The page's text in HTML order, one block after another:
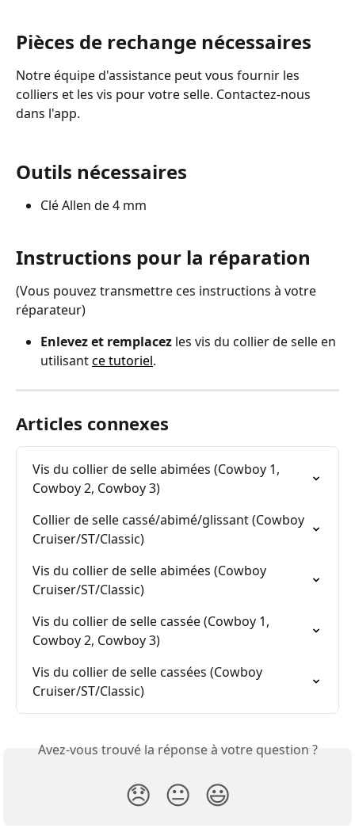
Pièces de rechange nécessaires
Notre équipe d'assistance peut vous fournir les
colliers et les vis pour votre selle. Contactez-nous
dans l'app.
Outils nécessaires
Clé Allen de 4 mm
Instructions pour la réparation
(Vous pouvez transmettre ces instructions à votre
réparateur)
Enlevez et remplacez les vis du collier de selle en
utilisant ce tutoriel.
Articles connexes
Vis du collier de selle abimées (Cowboy 1,
Cowboy 2, Cowboy 3)
Collier de selle cassé/abimé/glissant (Cowboy
Cruiser/ST/Classic)
Vis du collier de selle abimées (Cowboy
Cruiser/ST/Classic)
Vis du collier de selle cassée (Cowboy 1,
Cowboy 2, Cowboy 3)
Vis du collier de selle cassées (Cowboy
Cruiser/ST/Classic)
Avez-vous trouvé la réponse à votre question ?
😞 😐 😃